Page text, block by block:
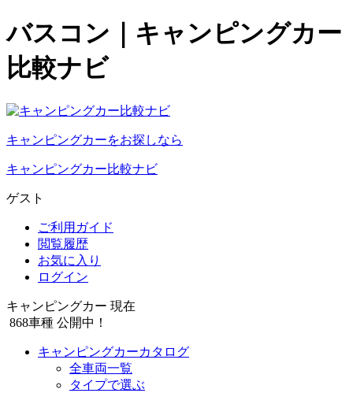
バスコン｜キャンピングカー
比較ナビ
キャンピングカーをお探しなら
キャンピングカー比較ナビ
ゲスト
ご利用ガイド
閲覧履歴
お気に入り
ログイン
キャンピングカー 現在
868車種 公開中！
キャンピングカーカタログ
全車両一覧
タイプで選ぶ